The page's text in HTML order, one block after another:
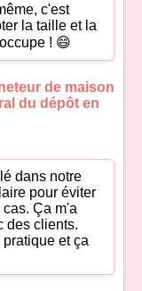
c'est
la taille et la
! 😄
de maison
du dépôt en
dans notre
pour éviter
Ça m'a
des clients.
et ça